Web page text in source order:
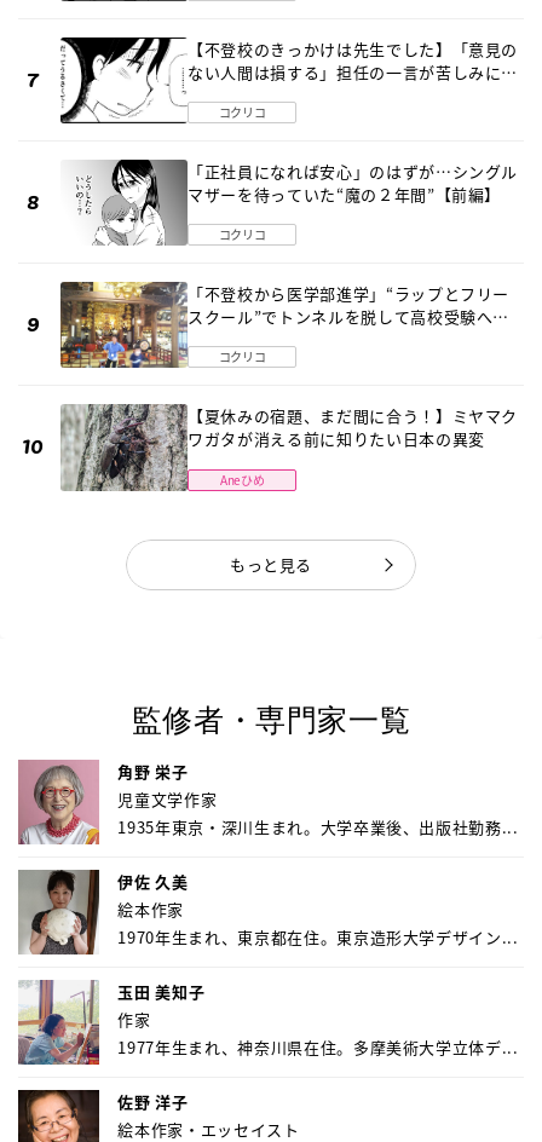
【不登校のきっかけは先生でした】「意見の
ない人間は損する」担任の一言が苦しみに…
コクリコ
「正社員になれば安心」のはずが…シングル
マザーを待っていた“魔の２年間”【前編】
コクリコ
「不登校から医学部進学」“ラップとフリー
スクール”でトンネルを脱して高校受験へ
コクリコ
【夏休みの宿題、まだ間に合う！】ミヤマク
ワガタが消える前に知りたい日本の異変
Aneひめ
もっと見る
監修者・専門家一覧
角野 栄子
児童文学作家
1935年東京・深川生まれ。大学卒業後、出版社勤務...
伊佐 久美
絵本作家
1970年生まれ、東京都在住。東京造形大学デザイン...
玉田 美知子
作家
1977年生まれ、神奈川県在住。多摩美術大学立体デ...
佐野 洋子
絵本作家・エッセイスト